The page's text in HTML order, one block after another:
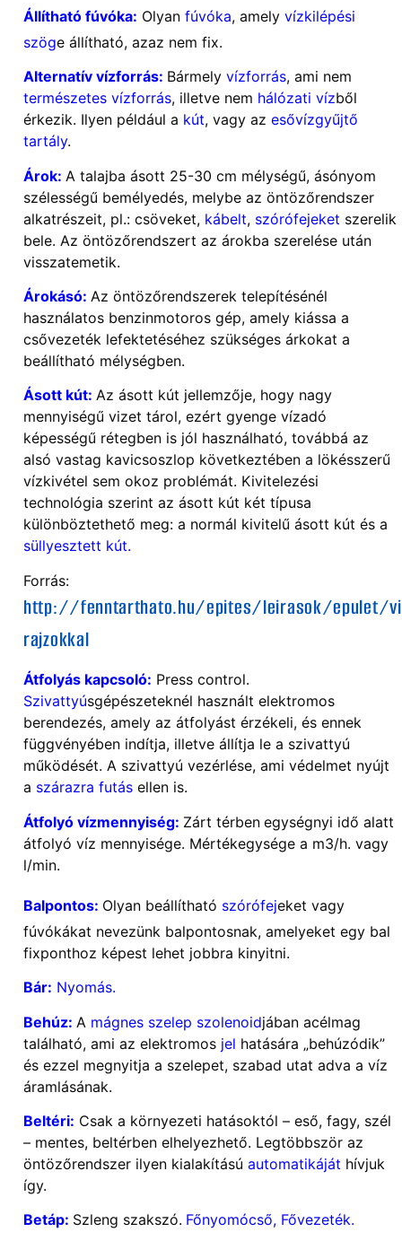
Állítható fúvóka: Olyan fúvóka, amely vízkilépési
szöge állítható, azaz nem fix.
Alternatív vízforrás: Bármely vízforrás, ami nem
természetes vízforrás, illetve nem hálózati vízből
érkezik. Ilyen például a kút, vagy az esővízgyűjtő
tartály.
Árok: A talajba ásott 25-30 cm mélységű, ásónyom
szélességű bemélyedés, melybe az öntözőrendszer
alkatrészeit, pl.: csöveket, kábelt, szórófejeket szerelik
bele. Az öntözőrendszert az árokba szerelése után
visszatemetik.
Árokásó: Az öntözőrendszerek telepítésénél
használatos benzinmotoros gép, amely kiássa a
csővezeték lefektetéséhez szükséges árkokat a
beállítható mélységben.
Ásott kút: Az ásott kút jellemzője, hogy nagy
mennyiségű vizet tárol, ezért gyenge vízadó
képességű rétegben is jól használható, továbbá az
alsó vastag kavicsoszlop következtében a lökésszerű
vízkivétel sem okoz problémát. Kivitelezési
technológia szerint az ásott kút két típusa
különböztethető meg: a normál kivitelű ásott kút és a
süllyesztett kút.
Forrás:
http://fenntarthato.hu/epites/leirasok/epulet/
rajzokkal
Átfolyás kapcsoló: Press control.
Szivattyúsgépészeteknél használt elektromos
berendezés, amely az átfolyást érzékeli, és ennek
függvényében indítja, illetve állítja le a szivattyú
működését. A szivattyú vezérlése, ami védelmet nyújt
a szárazra futás ellen is.
Átfolyó vízmennyiség: Zárt térben egységnyi idő alatt
átfolyó víz mennyisége. Mértékegysége a m3/h. vagy
l/min.
Balpontos: Olyan beállítható szórófejeket vagy
fúvókákat nevezünk balpontosnak, amelyeket egy bal
fixponthoz képest lehet jobbra kinyitni.
Bár: Nyomás.
Behúz: A mágnes szelep szolenoidjában acélmag
található, ami az elektromos jel hatására „behúzódik”
és ezzel megnyitja a szelepet, szabad utat adva a víz
áramlásának.
Beltéri: Csak a környezeti hatásoktól – eső, fagy, szél
– mentes, beltérben elhelyezhető. Legtöbbször az
öntözőrendszer ilyen kialakítású automatikáját hívjuk
így.
Betáp: Szleng szakszó. Főnyomócső, Fővezeték.